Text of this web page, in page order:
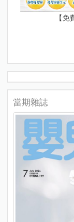
【
當期雜誌